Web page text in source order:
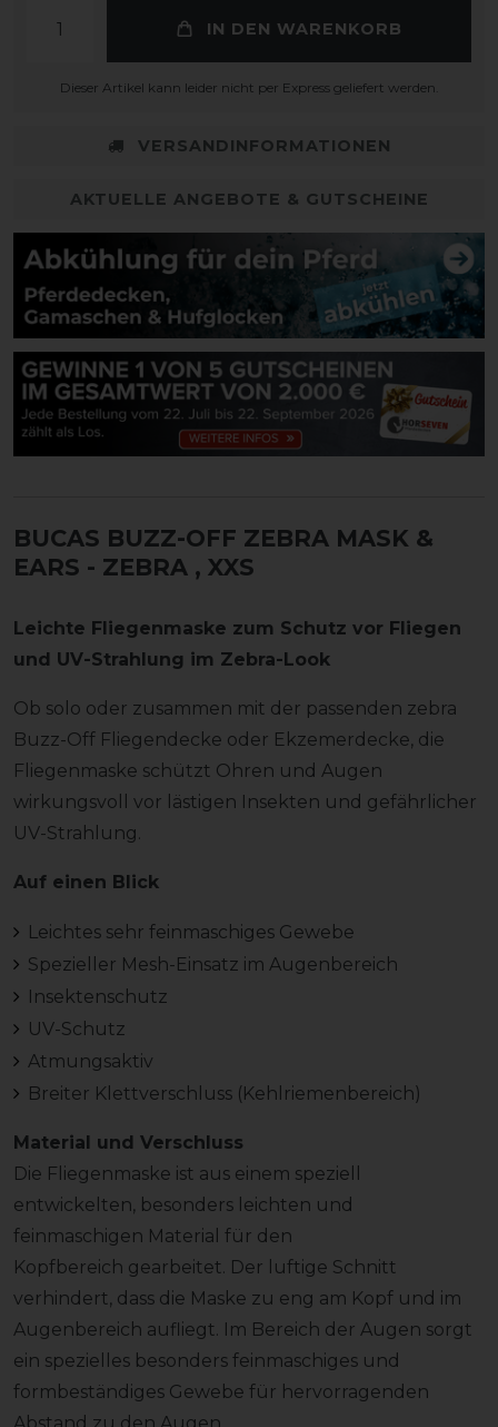
IN DEN WARENKORB
Dieser Artikel kann leider nicht per Express geliefert werden.
VERSANDINFORMATIONEN
AKTUELLE ANGEBOTE & GUTSCHEINE
BUCAS BUZZ-OFF ZEBRA MASK &
EARS - ZEBRA , XXS
Leichte Fliegenmaske zum Schutz vor Fliegen
und UV-Strahlung im Zebra-Look
Ob solo oder zusammen mit der passenden zebra
Buzz-Off Fliegendecke oder Ekzemerdecke, die
Fliegenmaske schützt Ohren und Augen
wirkungsvoll vor lästigen Insekten und gefährlicher
UV-Strahlung.
Auf einen Blick
Leichtes sehr feinmaschiges Gewebe
Spezieller Mesh-Einsatz im Augenbereich
Insektenschutz
UV-Schutz
Atmungsaktiv
Breiter Klettverschluss (Kehlriemenbereich)
Material und Verschluss
Die Fliegenmaske ist aus einem speziell
entwickelten, besonders leichten und
feinmaschigen Material für den
Kopfbereich gearbeitet. Der luftige Schnitt
verhindert, dass die Maske zu eng am Kopf und im
Augenbereich aufliegt. Im Bereich der Augen sorgt
ein spezielles besonders feinmaschiges und
formbeständiges Gewebe für hervorragenden